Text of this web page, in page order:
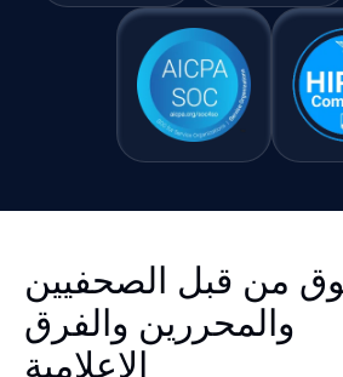
من قبل الصحفيين
والمحررين والفرق
الإعلامية